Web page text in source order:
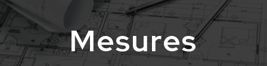
Mesures